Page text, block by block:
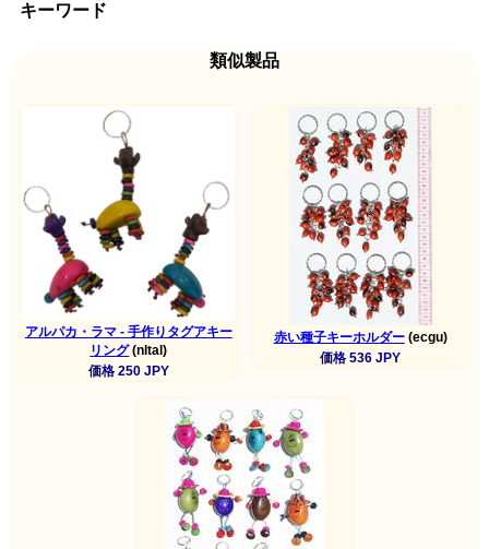
キーワード
類似製品
アルパカ・ラマ - 手作りタグアキー
リング(nltal)
価格 250 JPY
赤い種子キーホルダー(ecgu)
価格 536 JPY